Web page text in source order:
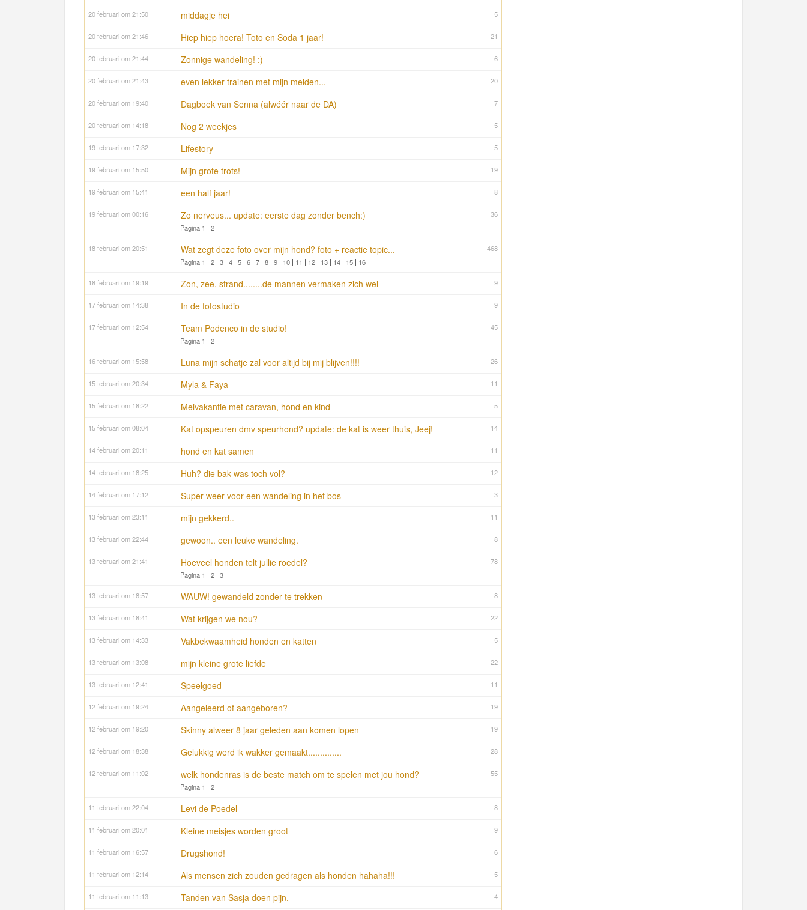
5
20 februari om 21:50 middagje hei
21
20 februari om 21:46 Hiep hiep hoera! Toto en Soda 1 jaar!
6
20 februari om 21:44 Zonnige wandeling! :)
20
20 februari om 21:43 even lekker trainen met mijn meiden...
7
20 februari om 19:40 Dagboek van Senna (alwéér naar de DA)
5
20 februari om 14:18 Nog 2 weekjes
5
19 februari om 17:32 Lifestory
19
19 februari om 15:50 Mijn grote trots!
8
19 februari om 15:41 een half jaar!
36
19 februari om 00:16 Zo nerveus... update: eerste dag zonder bench:)
Pagina 1 | 2
468
18 februari om 20:51 Wat zegt deze foto over mijn hond? foto + reactie topic...
Pagina 1 | 2 | 3 | 4 | 5 | 6 | 7 | 8 | 9 | 10 | 11 | 12 | 13 | 14 | 15 | 16
9
18 februari om 19:19 Zon, zee, strand........de mannen vermaken zich wel
9
17 februari om 14:38 In de fotostudio
45
17 februari om 12:54 Team Podenco in de studio!
Pagina 1 | 2
26
16 februari om 15:58 Luna mijn schatje zal voor altijd bij mij blijven!!!!
11
15 februari om 20:34 Myla & Faya
5
15 februari om 18:22 Meivakantie met caravan, hond en kind
14
15 februari om 08:04 Kat opspeuren dmv speurhond? update: de kat is weer thuis, Jeej!
11
14 februari om 20:11 hond en kat samen
12
14 februari om 18:25 Huh? die bak was toch vol?
3
14 februari om 17:12 Super weer voor een wandeling in het bos
11
13 februari om 23:11 mijn gekkerd..
8
13 februari om 22:44 gewoon.. een leuke wandeling.
78
13 februari om 21:41 Hoeveel honden telt jullie roedel?
Pagina 1 | 2 | 3
8
13 februari om 18:57 WAUW! gewandeld zonder te trekken
22
13 februari om 18:41 Wat krijgen we nou?
5
13 februari om 14:33 Vakbekwaamheid honden en katten
22
13 februari om 13:08 mijn kleine grote liefde
11
13 februari om 12:41 Speelgoed
19
12 februari om 19:24 Aangeleerd of aangeboren?
19
12 februari om 19:20 Skinny alweer 8 jaar geleden aan komen lopen
28
12 februari om 18:38 Gelukkig werd ik wakker gemaakt..............
55
12 februari om 11:02 welk hondenras is de beste match om te spelen met jou hond?
Pagina 1 | 2
8
11 februari om 22:04 Levi de Poedel
9
11 februari om 20:01 Kleine meisjes worden groot
6
11 februari om 16:57 Drugshond!
5
11 februari om 12:14 Als mensen zich zouden gedragen als honden hahaha!!!
4
11 februari om 11:13 Tanden van Sasja doen pijn.